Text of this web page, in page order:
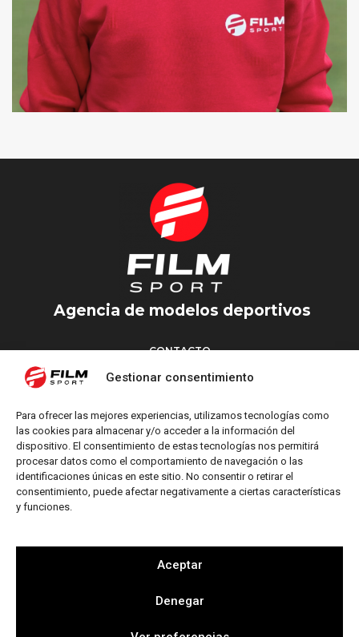
Gestionar consentimiento
Para ofrecer las mejores experiencias, utilizamos tecnologías como
las cookies para almacenar y/o acceder a la información del
dispositivo. El consentimiento de estas tecnologías nos permitirá
procesar datos como el comportamiento de navegación o las
identificaciones únicas en este sitio. No consentir o retirar el
consentimiento, puede afectar negativamente a ciertas características
y funciones.
Aceptar
Denegar
Agencia de modelos deportivos
CONTACTO
Torrent d’en Vidalet, 51 baixos
M: info@filmsport.es
Aviso Legal
Política de Privacidad